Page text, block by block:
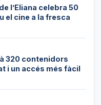
l’Eliana celebra 50
el cine a la fresca
320 contenidors
i un accés més fàcil